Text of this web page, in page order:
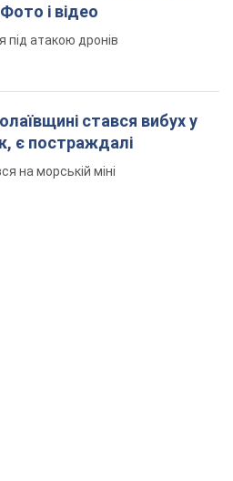
і відео
під атакою дронів
стався вибух у
є постраждалі
на морській міні